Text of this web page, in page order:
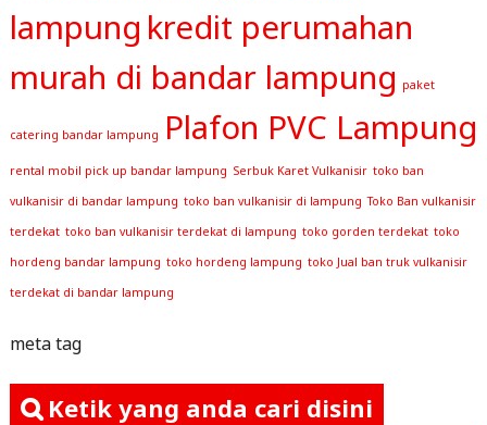
lampung kredit perumahan
murah di bandar lampung paket
catering bandar lampung Plafon PVC Lampung
rental mobil pick up bandar lampung Serbuk Karet Vulkanisir toko ban
vulkanisir di bandar lampung toko ban vulkanisir di lampung Toko Ban vulkanisir
terdekat toko ban vulkanisir terdekat di lampung toko gorden terdekat toko
hordeng bandar lampung toko hordeng lampung toko Jual ban truk vulkanisir
terdekat di bandar lampung
meta tag
Ketik yang anda cari disini